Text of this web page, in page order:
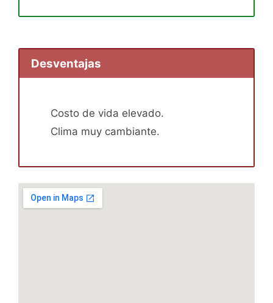
Desventajas
Costo de vida elevado.
Clima muy cambiante.